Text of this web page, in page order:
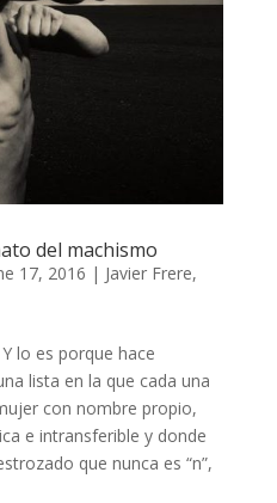
del machismo
17, 2016 | Javier Frere,
lo es porque hace
lista en la que cada una
con nombre propio,
e intransferible y donde
que nunca es “n”,